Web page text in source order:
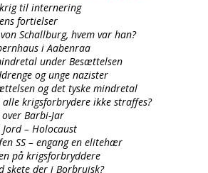
til internering
fortielser
von Schallburg, hvem var han?
i Aabenraa
under Besættelsen
og unge nazister
og det tyske mindretal
alle krigsforbrydere ikke straffes?
Barbi-Jar
– Holocaust
SS – engang en elitehær
på krigsforbryddere
skete der i Borbruisk?